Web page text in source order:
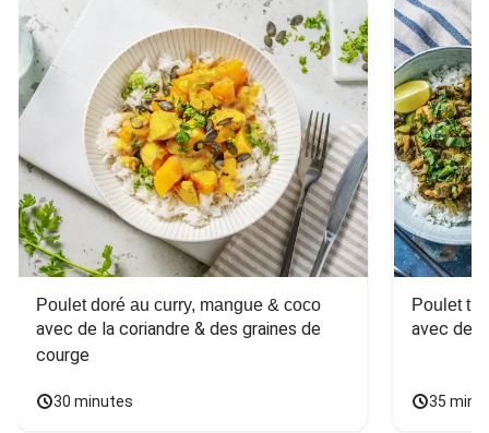
Poulet doré au curry, mangue & coco
avec de la coriandre & des graines de
courge
30 minutes
Poulet
avec des
35